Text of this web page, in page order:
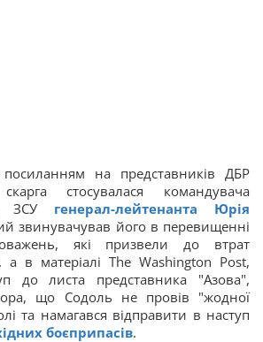
на представників ДБР
стосувалася командувача
ЗСУ генерал-лейтенанта Юрія
звинувачував його в перевищенні
які призвели до втрат
а в матеріалі The Washington Post,
до листа представника "Азова",
що Содоль не провів "жодної
та намагався відправити в наступ
боєприпасів.